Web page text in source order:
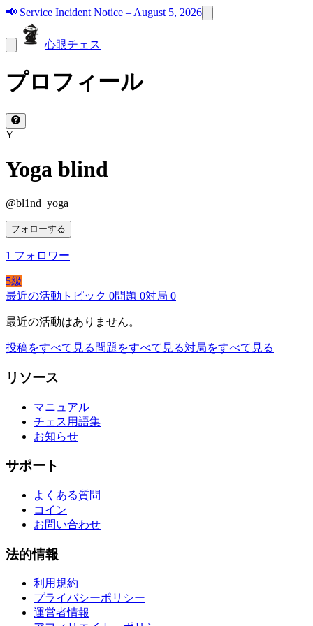
📢 Service Incident Notice – August 5, 2026
心眼チェス
プロフィール
Y
Yoga blind
@bl1nd_yoga
フォローする
1 フォロワー
5級
最近の活動 トピック 0問題 0対局 0
最近の活動はありません。
投稿をすべて見る 問題をすべて見る対局をすべて見る
リソース
マニュアル
チェス用語集
お知らせ
サポート
よくある質問
コイン
お問い合わせ
法的情報
利用規約
プライバシーポリシー
運営者情報